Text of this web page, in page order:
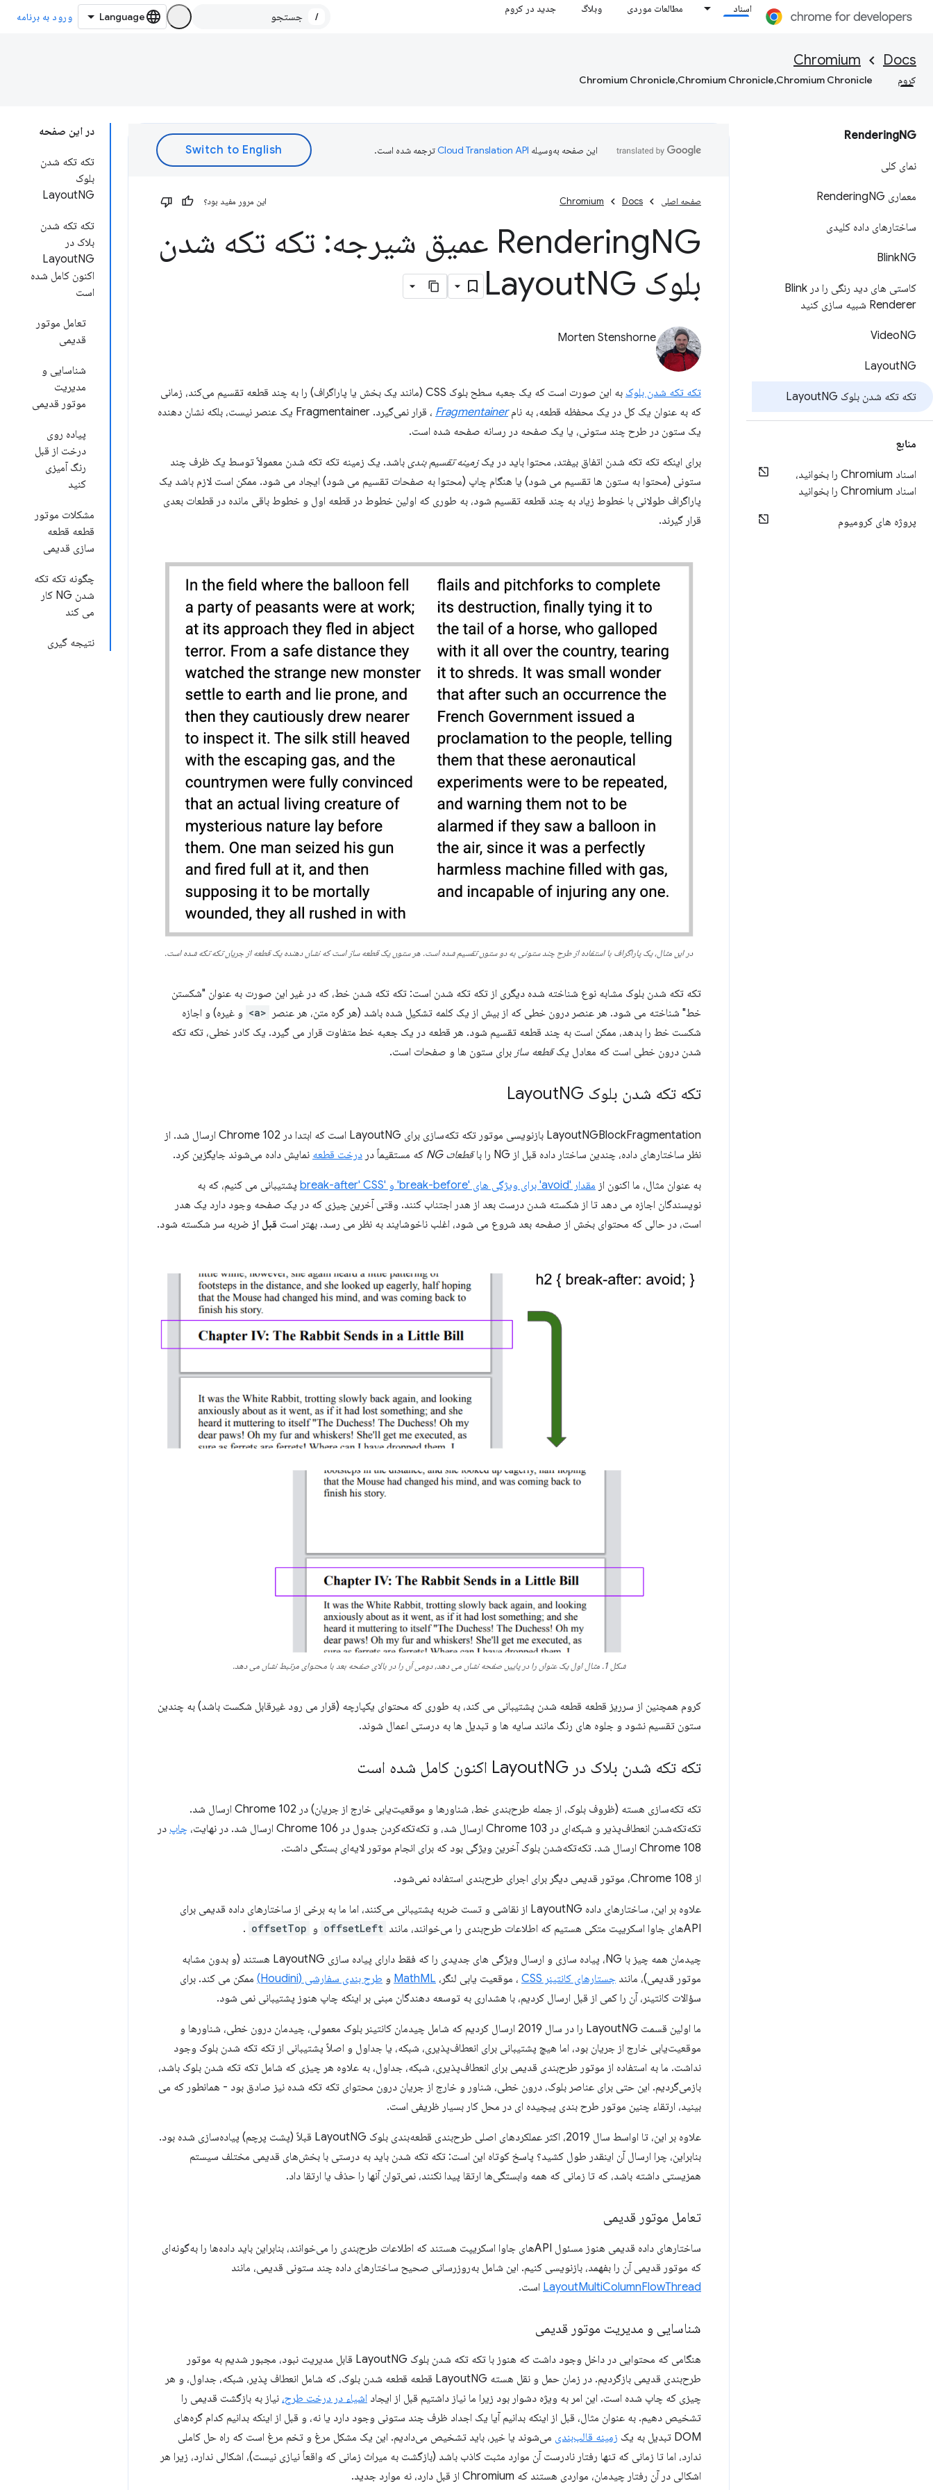
اسناد مطالعات موردی وبلاگ جدید در کروم
/ ورود به برنامه
Docs
Chromium
کروم Chromium Chronicle,Chromium Chronicle,Chromium Chronicle
RenderingNG
نمای کلی
معماری Rendering NG
ساختارهای داده کلیدی
BlinkNG
کاستی های دید رنگی را در Blink
Renderer شبیه سازی کنید
VideoNG
LayoutNG
تکه تکه شدن بلوک Layout NG
منابع
اسناد Chromium را بخوانید،
اسناد Chromium را بخوانید
پروژه های کرومیوم
در این صفحه
تکه تکه شدن
بلوک
LayoutNG
تکه تکه شدن
بلاک در
LayoutNG
اکنون کامل شده
است
تعامل موتور
قدیمی
شناسایی و
مدیریت
موتور قدیمی
پیاده روی
درخت از قبل
رنگ آمیزی
کنید
مشکلات موتور
قطعه قطعه
سازی قدیمی
چگونه تکه تکه
شدن NG کار
می کند
نتیجه گیری
این صفحه به‌وسیله ترجمه شده است.
صفحه اصلی Docs
Chromium این مرور مفید بود؟
Rendering NG عمیق شیرجه: تکه تکه شدن
بلوک Layout NG
Morten Stenshorne
تکه تکه شدن بلوک
به این صورت است که یک جعبه سطح بلوک CSS (مانند یک بخش یا پاراگراف) را به چند قطعه تقسیم می‌کند، زمانی
که به عنوان یک کل در یک محفظه قطعه، به نامFragmentainer
، قرار نمی‌گیرد. Fragmentainer یک عنصر نیست، بلکه نشان دهنده
یک ستون در طرح چند ستونی، یا یک صفحه در رسانه صفحه شده است.
برای اینکه تکه تکه شدن اتفاق بیفتد، محتوا باید در یکزمینه تقسیم بندی باشد. یک زمینه تکه تکه شدن معمولاً توسط یک ظرف چند
ستونی (محتوا به ستون ها تقسیم می شود) یا هنگام چاپ (محتوا به صفحات تقسیم می شود) ایجاد می شود. ممکن است لازم باشد یک
پاراگراف طولانی با خطوط زیاد به چند قطعه تقسیم شود، به طوری که اولین خطوط در قطعه اول و خطوط باقی مانده در قطعات بعدی
قرار گیرند.
در این مثال، یک پاراگراف با استفاده از طرح چند ستونی به دو ستون تقسیم شده است. هر ستون یک قطعه ساز است که نشان دهنده یک قطعه از جریان تکه تکه شده است.
تکه تکه شدن بلوک مشابه نوع شناخته شده دیگری از تکه تکه شدن است: تکه تکه شدن خط، که در غیر این صورت به عنوان "شکستن
خط" شناخته می شود. هر عنصر درون خطی که از بیش از یک کلمه تشکیل شده باشد (هر گره متن، هر عنصر
<a>
و غیره) و اجازه
شکست خط را بدهد، ممکن است به چند قطعه تقسیم شود. هر قطعه در یک جعبه خط متفاوت قرار می گیرد. یک کادر خطی، تکه تکه
شدن درون خطی است که معادل یکقطعه ساز برای ستون ها و صفحات است.
تکه تکه شدن بلوک Layout NG
LayoutNGBlockFragmentation بازنویسی موتور تکه تکه‌سازی برای LayoutNG است که ابتدا در Chrome 102 ارسال شد. از
نظر ساختارهای داده، چندین ساختار داده قبل از NG را با
قطعات NG که مستقیماً در درخت قطعه نمایش داده می‌شوند جایگزین کرد.
به عنوان مثال، ما اکنون از مقدار 'avoid' برای ویژگی های 'break-before' و 'break-after' CSS
پشتیبانی می کنیم، که به
نویسندگان اجازه می دهد تا از شکسته شدن درست بعد از هدر اجتناب کنند. وقتی آخرین چیزی که در یک صفحه وجود دارد یک هدر
است، در حالی که محتوای بخش از صفحه بعد شروع می شود، اغلب ناخوشایند به نظر می رسد. بهتر است قبل از ضربه سر شکسته شود.
شکل 1. مثال اول یک عنوان را در پایین صفحه نشان می دهد، دومی آن را در بالای صفحه بعد با محتوای مرتبط نشان می دهد.
کروم همچنین از سرریز قطعه قطعه شدن پشتیبانی می کند، به طوری که محتوای یکپارچه (قرار می رود غیرقابل شکست باشد) به چندین
ستون تقسیم نشود و جلوه های رنگ مانند سایه ها و تبدیل ها به درستی اعمال شوند.
تکه تکه شدن بلاک در Layout NG اکنون کامل شده است
تکه تکه‌سازی هسته (ظروف بلوک، از جمله طرح‌بندی خط، شناورها و موقعیت‌یابی خارج از جریان) در Chrome 102 ارسال شد.
تکه‌تکه‌شدن انعطاف‌پذیر و شبکه‌ای در Chrome 103 ارسال شد، و تکه‌تکه‌کردن جدول در Chrome 106 ارسال شد. در نهایت،
چاپ در
Chrome 108 ارسال شد. تکه‌تکه‌شدن بلوک آخرین ویژگی بود که برای انجام موتور لایه‌ای بستگی داشت.
از Chrome 108، موتور قدیمی دیگر برای اجرای طرح‌بندی استفاده نمی‌شود.
علاوه بر این، ساختارهای داده LayoutNG از نقاشی و تست ضربه پشتیبانی می‌کنند، اما ما به برخی از ساختارهای داده قدیمی برای
APIهای جاوا اسکریپت متکی هستیم که اطلاعات طرح‌بندی را می‌خوانند، مانند
offsetLeft و offsetTop
.
چیدمان همه چیز با NG، پیاده سازی و ارسال ویژگی های جدیدی را که فقط دارای پیاده سازی LayoutNG هستند (و بدون مشابه
موتور قدیمی)، مانند جستارهای کانتینر CSS ، موقعیت یابی لنگر، MathML و طرح بندی سفارشی (Houdini)
ممکن می کند. برای
سؤالات کانتینر، آن را کمی از قبل ارسال کردیم، با هشداری به توسعه دهندگان مبنی بر اینکه چاپ هنوز پشتیبانی نمی شود.
ما اولین قسمت LayoutNG را در سال 2019 ارسال کردیم که شامل چیدمان کانتینر بلوک معمولی، چیدمان درون خطی، شناورها و
موقعیت‌یابی خارج از جریان بود، اما هیچ پشتیبانی برای انعطاف‌پذیری، شبکه، یا جداول و اصلاً پشتیبانی از تکه تکه شدن بلوک وجود
نداشت. ما به استفاده از موتور طرح‌بندی قدیمی برای انعطاف‌پذیری، شبکه، جداول، به علاوه هر چیزی که شامل تکه تکه شدن بلوک باشد،
بازمی‌گردیم. این حتی برای عناصر بلوک، درون خطی، شناور و خارج از جریان درون محتوای تکه تکه شده نیز صادق بود - همانطور که می
بینید، ارتقاء چنین موتور طرح بندی پیچیده ای در محل کار بسیار ظریفی است.
علاوه بر این، تا اواسط سال 2019، اکثر عملکردهای اصلی طرح‌بندی قطعه‌بندی بلوک LayoutNG قبلاً (پشت پرچم) پیاده‌سازی شده بود.
بنابراین، چرا ارسال آن اینقدر طول کشید؟ پاسخ کوتاه این است: تکه تکه شدن باید به درستی با بخش‌های قدیمی مختلف سیستم
همزیستی داشته باشد، که تا زمانی که همه وابستگی‌ها ارتقا پیدا نکنند، نمی‌توان آنها را حذف یا ارتقا داد.
تعامل موتور قدیمی
ساختارهای داده قدیمی هنوز مسئول APIهای جاوا اسکریپت هستند که اطلاعات طرح‌بندی را می‌خوانند، بنابراین باید داده‌ها را به‌گونه‌ای
که موتور قدیمی آن را بفهمد، بازنویسی کنیم. این شامل به‌روزرسانی صحیح ساختارهای داده چند ستونی قدیمی، مانند
LayoutMultiColumnFlowThread است.
شناسایی و مدیریت موتور قدیمی
هنگامی که محتوایی در داخل وجود داشت که هنوز با تکه تکه شدن بلوک LayoutNG قابل مدیریت نبود، مجبور شدیم به موتور
طرح‌بندی قدیمی بازگردیم. در زمان حمل و نقل هسته LayoutNG قطعه قطعه شدن بلوک، که شامل انعطاف پذیر، شبکه، جداول، و هر
چیزی که چاپ شده است. این امر به ویژه دشوار بود زیرا ما نیاز داشتیم قبل از ایجاد اشیاء در درخت طرح، نیاز به بازگشت قدیمی را
تشخیص دهیم. به عنوان مثال، قبل از اینکه بدانیم آیا یک اجداد ظرف چند ستونی وجود دارد یا نه، و قبل از اینکه بدانیم کدام گره‌های
DOM تبدیل به یک
زمینه قالب‌بندی می‌شوند یا خیر، باید تشخیص می‌دادیم. این یک مشکل مرغ و تخم مرغ است که راه حل کاملی
ندارد، اما تا زمانی که تنها رفتار نادرست آن موارد مثبت کاذب باشد (بازگشت به میراث زمانی که واقعاً نیازی نیست)، اشکالی ندارد، زیرا هر
اشکالی در آن رفتار چیدمان، مواردی هستند که Chromium از قبل دارد، نه موارد جدید.